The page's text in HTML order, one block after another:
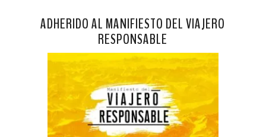
ADHERIDO AL MANIFIESTO DEL VIAJERO
RESPONSABLE